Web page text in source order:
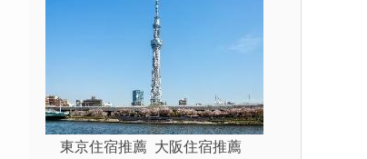
東京住宿推薦 大阪住宿推薦